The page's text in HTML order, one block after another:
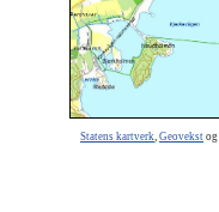
Statens kartverk Geovekst og